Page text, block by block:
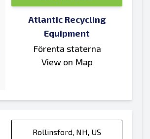
Atlantic Recycling
Equipment
Förenta staterna
View on Map
Rollinsford, NH, US